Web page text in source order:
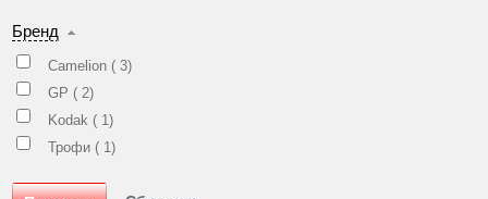
Бренд
Camelion ( 3)
GP ( 2)
Kodak ( 1)
Трофи ( 1)